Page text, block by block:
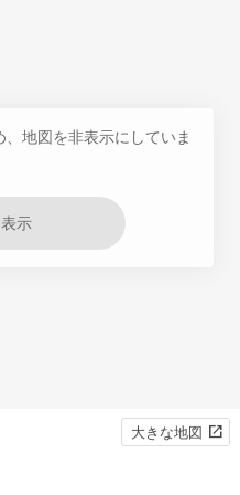
地図を非表示にしていま
示
大きな地図